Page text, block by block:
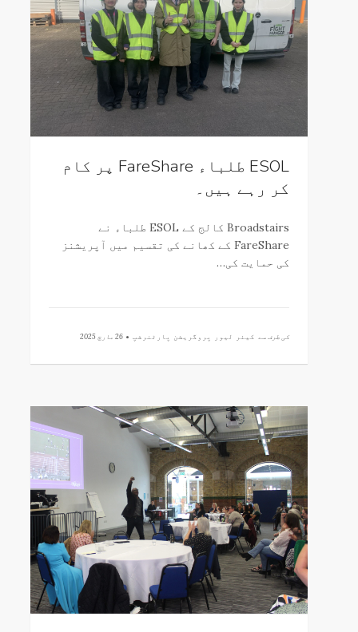
ESOL طلباء FareShare پر کام
کر رہے ہیں۔
Broadstairs کالج کے ESOL طلباء نے
FareShare کے کھانے کی تقسیم میں آپریشنز
کی حمایت کی…
کی طرف سے کیئر لیور پروگریشن پارٹنرشپ • 26 مارچ 2025